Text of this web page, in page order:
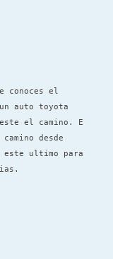
conoces el
auto toyota
el camino. E
desde
este ultimo para